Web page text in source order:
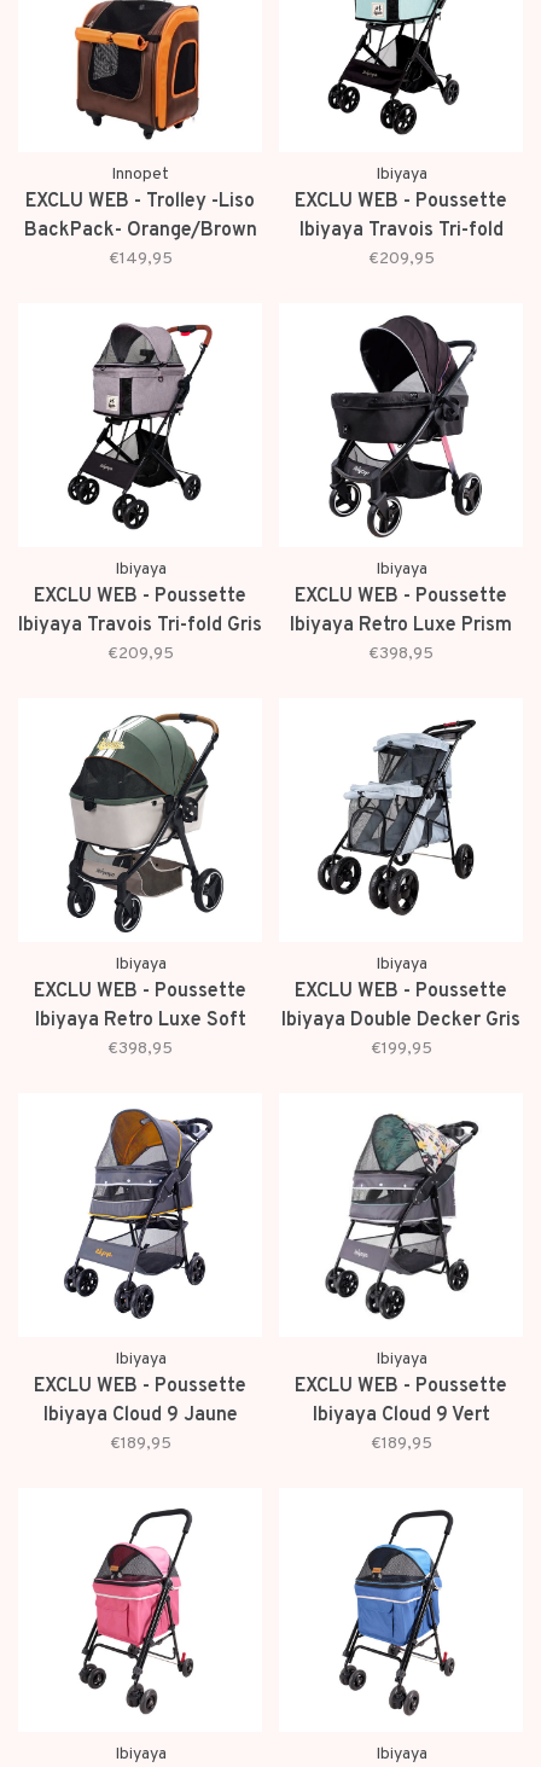
Innopet
EXCLU WEB - Trolley -Liso
BackPack- Orange/Brown
€149,95
Ibiyaya
EXCLU WEB - Poussette
Ibiyaya Travois Tri-fold
Menthe
€209,95
Ibiyaya
EXCLU WEB - Poussette
Ibiyaya Travois Tri-fold Gris
Nimbus
€209,95
Ibiyaya
EXCLU WEB - Poussette
Ibiyaya Retro Luxe Prism
Noir
€398,95
Ibiyaya
EXCLU WEB - Poussette
Ibiyaya Retro Luxe Soft
Sage
€398,95
Ibiyaya
EXCLU WEB - Poussette
Ibiyaya Double Decker Gris
Argenté
€199,95
Ibiyaya
EXCLU WEB - Poussette
Ibiyaya Cloud 9 Jaune
Moutarde
€189,95
Ibiyaya
EXCLU WEB - Poussette
Ibiyaya Cloud 9 Vert
Menthe
€189,95
Ibiyaya Ibiyaya